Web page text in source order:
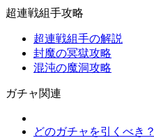
超連戦組手攻略
超連戦組手の解説
封魔の冥獄攻略
混沌の魔洞攻略
ガチャ関連
どのガチャを引くべき？